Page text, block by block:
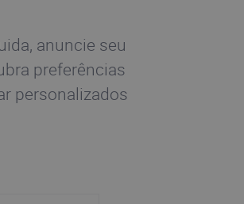
anuncie seu
preferências
personalizados